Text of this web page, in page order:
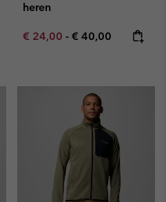
heren
Minimum sale price:
€ 24,00 - Maximum price:
€ 40,00